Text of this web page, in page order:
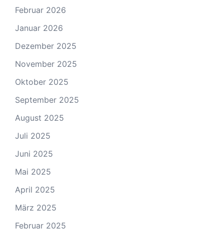
Februar 2026
Januar 2026
Dezember 2025
November 2025
Oktober 2025
September 2025
August 2025
Juli 2025
Juni 2025
Mai 2025
April 2025
März 2025
Februar 2025